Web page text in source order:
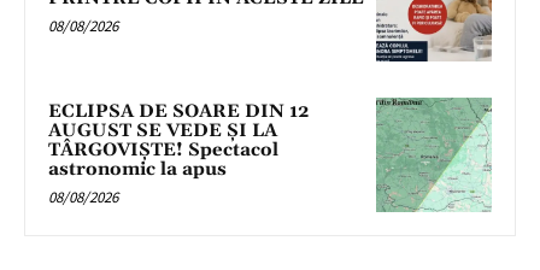
08/08/2026
ECLIPSA DE SOARE DIN 12
AUGUST SE VEDE ȘI LA
TÂRGOVIȘTE! Spectacol
astronomic la apus
08/08/2026